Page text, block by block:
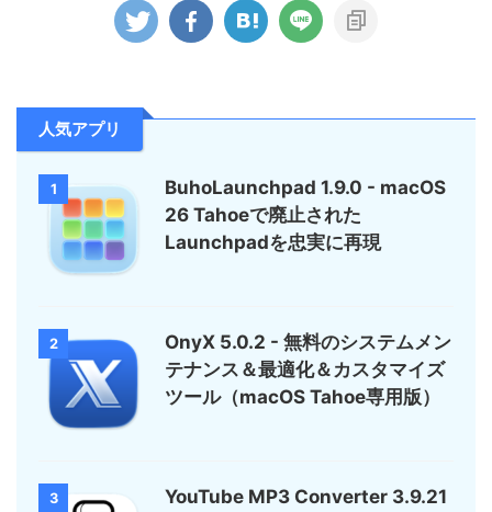
人気アプリ
1
BuhoLaunchpad 1.9.0 - macOS
26 Tahoeで廃止された
Launchpadを忠実に再現
2
OnyX 5.0.2 - 無料のシステムメン
テナンス＆最適化＆カスタマイズ
ツール（macOS Tahoe専用版）
3
YouTube MP3 Converter 3.9.21